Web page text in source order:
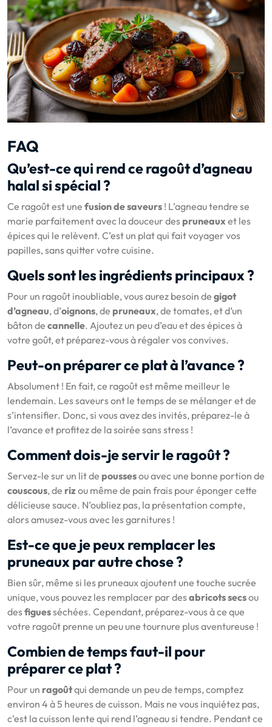
FAQ
Qu’est-ce qui rend ce ragoût d’agneau
halal si spécial ?
Ce ragoût est une fusion de saveurs ! L’agneau tendre se
marie parfaitement avec la douceur des pruneauxet les
épices qui le relèvent. C’est un plat qui fait voyager vos
papilles, sans quitter votre cuisine.
Quels sont les ingrédients principaux ?
Pour un ragoût inoubliable, vous aurez besoin de gigot
d’agneau, d’oignons, de pruneaux, de tomates, et d’un
bâton de cannelle. Ajoutez un peu d’eau et des épices à
votre goût, et préparez-vous à régaler vos convives.
Peut-on préparer ce plat à l’avance ?
Absolument ! En fait, ce ragoût est même meilleur le
lendemain. Les saveurs ont le temps de se mélanger et de
s’intensifier. Donc, si vous avez des invités, préparez-le à
l’avance et profitez de la soirée sans stress !
Comment dois-je servir le ragoût ?
Servez-le sur un lit de poussesou avec une bonne portion de
couscous, de rizou même de pain frais pour éponger cette
délicieuse sauce. N’oubliez pas, la présentation compte,
alors amusez-vous avec les garnitures !
Est-ce que je peux remplacer les
pruneaux par autre chose ?
Bien sûr, même si les pruneaux ajoutent une touche sucrée
unique, vous pouvez les remplacer par desabricots secsou
desfiguesséchées. Cependant, préparez-vous à ce que
votre ragoût prenne un peu une tournure plus aventureuse !
Combien de temps faut-il pour
préparer ce plat ?
Pour un ragoûtqui demande un peu de temps, comptez
environ 4 à 5 heures de cuisson. Mais ne vous inquiétez pas,
c’est la cuisson lente qui rend l’agneau si tendre. Pendant ce